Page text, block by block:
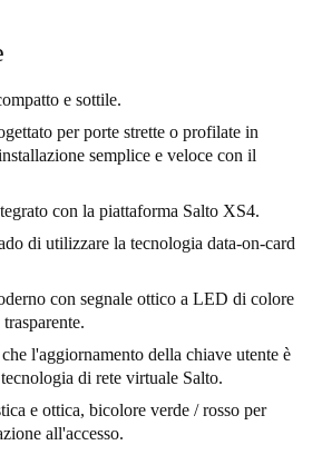
e sottile.
per porte strette o profilate in
semplice e veloce con il
con la piattaforma Salto XS4.
di utilizzare la tecnologia data-on-card
con segnale ottico a LED di colore
l'aggiornamento della chiave utente è
di rete virtuale Salto.
e ottica, bicolore verde / rosso per
all'accesso.